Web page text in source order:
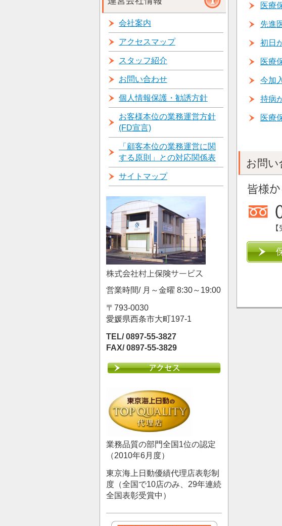
医療
先進
初日
医療
今加
持病
医療
お問い
会社案内
アクセスマップ
スタッフ紹介
お問い合わせ
個人情報保護・勧誘方針
お客様本位の業務運営方針
(FD宣言)
「顧客本位の業務運営に関
する原則」との対応関係表
サイトマップ
営業時間/ 月～金曜 8:30～19:00
〒793-0030
愛媛県西条市大町197-1
TEL/ 0897-55-3827
FAX/ 0897-55-3829
業務品質の部門全国1位の認定
（2010年6月度）
東京海上日動優績代理店表彰制
度（全国で10店のみ、29年連続
全国表彰受賞中）